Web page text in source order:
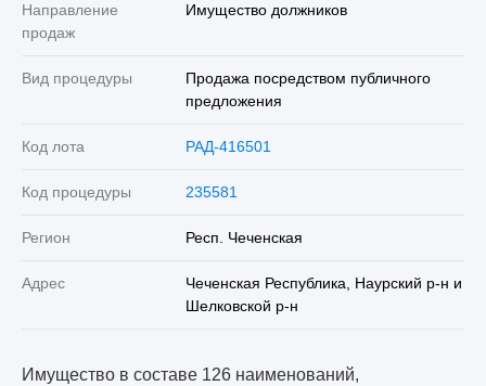
Направление
продаж
Имущество должников
Вид процедуры
Продажа посредством публичного
предложения
Код лота РАД-416501
Код процедуры 235581
Регион Респ. Чеченская
Адрес
Чеченская Республика, Наурский р-н и
Шелковской р-н
Имущество в составе 126 наименований,